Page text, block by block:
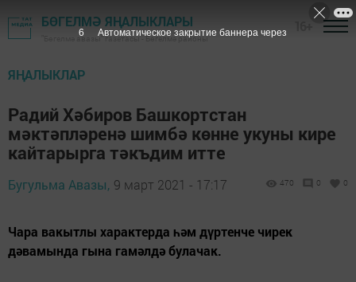
БӨГЕЛМӘ ЯҢАЛЫКЛАРЫ
"Бөгелмә авазы" газетасы - Бөгелмә районы
ЯҢАЛЫКЛАР
Радий Хәбиров Башкортстан
мәктәпләренә шимбә көнне укуны кире
кайтарырга тәкъдим итте
Бугульма Авазы, 9 март 2021 - 17:17 470 0 0
Чара вакытлы характерда һәм дүртенче чирек
дәвамында гына гамәлдә булачак.
5 Автоматическое закрытие баннера через